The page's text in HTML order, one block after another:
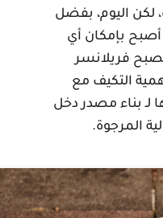
اليوم، بفضل
بإمكان أي
فريلانسر
التكيف مع
بناء مصدر دخل